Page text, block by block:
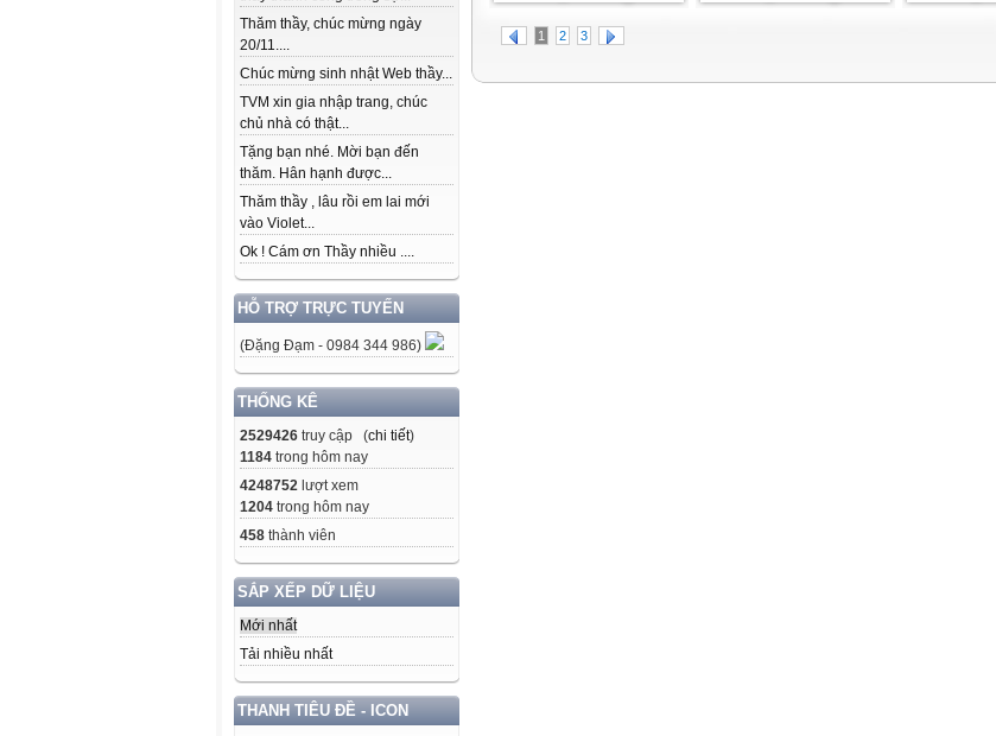
Thăm thầy, chúc mừng ngày
20/11....
Chúc mừng sinh nhật Web thầy...
TVM xin gia nhập trang, chúc
chủ nhà có thật...
Tặng bạn nhé. Mời bạn đến
thăm. Hân hạnh được...
Thăm thầy , lâu rồi em lai mới
vào Violet...
Ok ! Cám ơn Thầy nhiều ....
HỖ TRỢ TRỰC TUYẾN
(Đặng Đạm - 0984 344 986)
THỐNG KÊ
2529426 truy cập (chi tiết)
1184 trong hôm nay
4248752 lượt xem
1204 trong hôm nay
458 thành viên
SẮP XẾP DỮ LIỆU
Mới nhất
Tải nhiều nhất
THANH TIÊU ĐỀ - ICON
1 2 3